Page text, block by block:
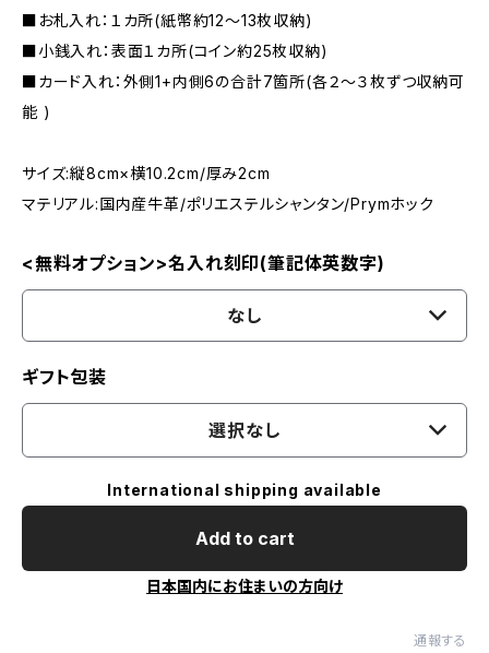
■お札入れ：１カ所(紙幣約12〜13枚収納)
■小銭入れ：表面１カ所(コイン約25枚収納)
■カード入れ：外側1+内側6の合計7箇所(各２～３枚ずつ収納可
能 )
サイズ:縦8cm×横10.2cm/厚み2cm
マテリアル:国内産牛革/ポリエステルシャンタン/Prymホック
<無料オプション>名入れ刻印(筆記体英数字)
なし
ギフト包装
選択なし
International shipping available
Add to cart
日本国内にお住まいの方向け
通報する